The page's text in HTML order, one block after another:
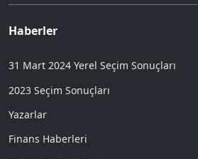
Haberler
31 Mart 2024 Yerel Seçim Sonuçları
2023 Seçim Sonuçları
Yazarlar
Finans Haberleri